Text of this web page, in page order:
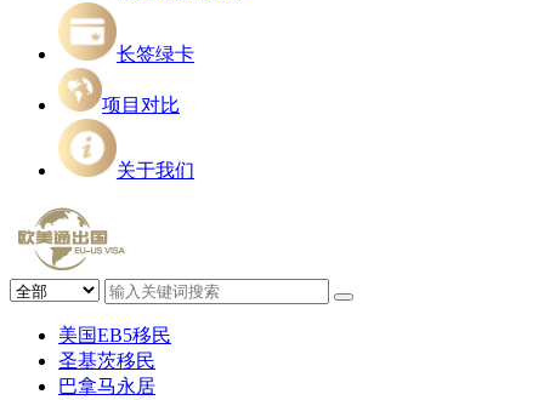
长签绿卡
项目对比
关于我们
美国EB5移民
圣基茨移民
巴拿马永居